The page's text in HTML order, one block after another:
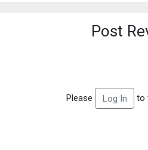
Post
Please Log In to